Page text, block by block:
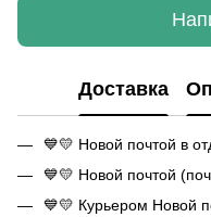
Доставка
💙💛 Новой почтой в
💙💛 Новой почтой
💙💛 Курьером Новой